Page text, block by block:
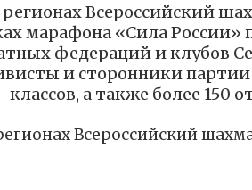
регионах Всероссийский
марафона «Сила России»
федераций и клубов
и сторонники
а также более 150
Всероссийский